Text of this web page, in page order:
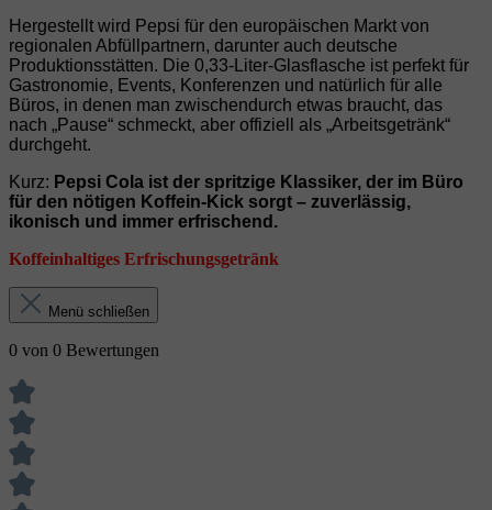
Hergestellt wird Pepsi für den europäischen Markt von
regionalen Abfüllpartnern, darunter auch deutsche
Produktionsstätten. Die 0,33‑Liter‑Glasflasche ist perfekt für
Gastronomie, Events, Konferenzen und natürlich für alle
Büros, in denen man zwischendurch etwas braucht, das
nach „Pause“ schmeckt, aber offiziell als „Arbeitsgetränk“
durchgeht.
Kurz: Pepsi Cola ist der spritzige Klassiker, der im Büro
für den nötigen Koffein‑Kick sorgt – zuverlässig,
ikonisch und immer erfrischend.
Koffeinhaltiges Erfrischungsgetränk
Menü schließen
0 von 0 Bewertungen